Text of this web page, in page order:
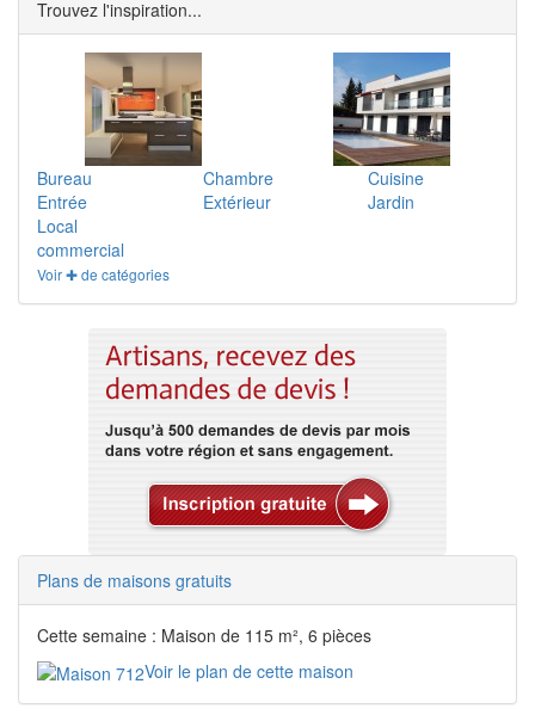
Trouvez l'inspiration...
Bureau Chambre
Cuisine
Entrée
Extérieur
Jardin
Local
commercial
Voir ✚ de catégories
Plans de maisons gratuits
Cette semaine : Maison de 115 m², 6 pièces
Voir le plan de cette maison